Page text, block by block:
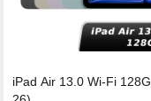
iPad Air 13.0 Wi-Fi